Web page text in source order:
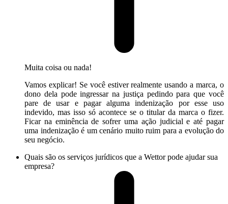
Muita coisa ou nada!
Vamos explicar! Se você estiver realmente usando a marca, o
dono dela pode ingressar na justiça pedindo para que você
pare de usar e pagar alguma indenização por esse uso
indevido, mas isso só acontece se o titular da marca o fizer.
Ficar na eminência de sofrer uma ação judicial e até pagar
uma indenização é um cenário muito ruim para a evolução do
seu negócio.
Quais são os serviços jurídicos que a Wettor pode ajudar sua
empresa?